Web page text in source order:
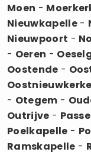
Moen -
Nieuwkapelle-
Nieuwpoort -
- Oeren -
Oostende -
Oostnieuwkerke
- Otegem -
Outrijve -
Poelkapelle -
Ramskapelle -